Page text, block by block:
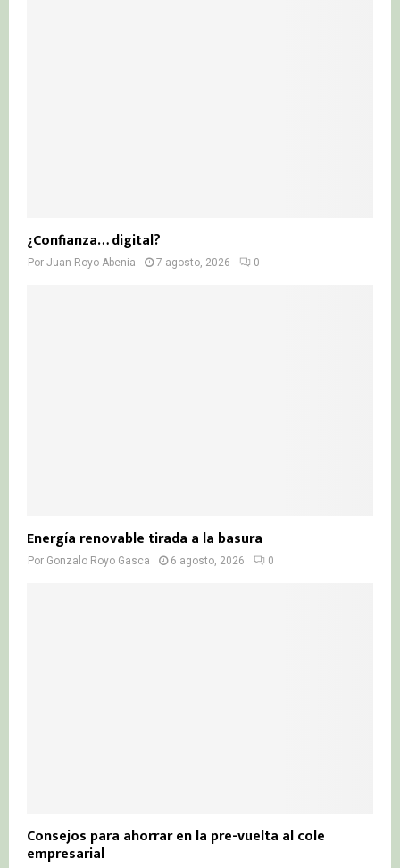
¿Confianza… digital?
Por Juan Royo Abenia 7 agosto, 2026 0
Energía renovable tirada a la basura
Por Gonzalo Royo Gasca 6 agosto, 2026 0
Consejos para ahorrar en la pre-vuelta al cole
empresarial